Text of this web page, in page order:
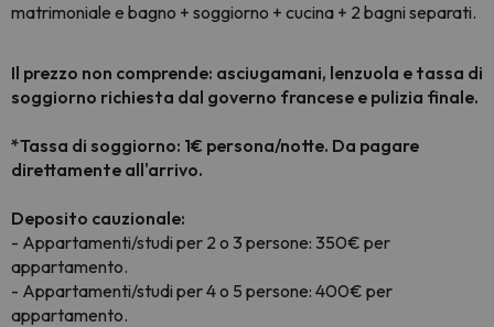
matrimoniale e bagno + soggiorno + cucina + 2 bagni separati.
Il prezzo non comprende: asciugamani, lenzuola e tassa di
soggiorno richiesta dal governo francese e pulizia finale.
*Tassa di soggiorno: 1€ persona/notte. Da pagare
direttamente all'arrivo.
Deposito cauzionale:
- Appartamenti/studi per 2 o 3 persone: 350€ per
appartamento.
- Appartamenti/studi per 4 o 5 persone: 400€ per
appartamento.